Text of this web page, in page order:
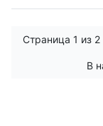
Страница 1 из 2
В